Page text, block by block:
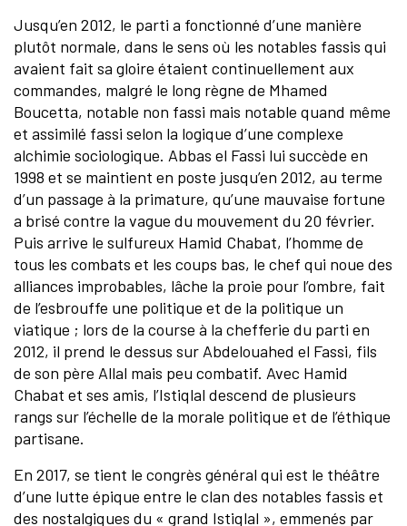
Jusqu’en 2012, le parti a fonctionné d’une manière
plutôt normale, dans le sens où les notables fassis qui
avaient fait sa gloire étaient continuellement aux
commandes, malgré le long règne de Mhamed
Boucetta, notable non fassi mais notable quand même
et assimilé fassi selon la logique d’une complexe
alchimie sociologique. Abbas el Fassi lui succède en
1998 et se maintient en poste jusqu’en 2012, au terme
d’un passage à la primature, qu’une mauvaise fortune
a brisé contre la vague du mouvement du 20 février.
Puis arrive le sulfureux Hamid Chabat, l’homme de
tous les combats et les coups bas, le chef qui noue des
alliances improbables, lâche la proie pour l’ombre, fait
de l’esbrouffe une politique et de la politique un
viatique ; lors de la course à la chefferie du parti en
2012, il prend le dessus sur Abdelouahed el Fassi, fils
de son père Allal mais peu combatif. Avec Hamid
Chabat et ses amis, l’Istiqlal descend de plusieurs
rangs sur l’échelle de la morale politique et de l’éthique
partisane.
En 2017, se tient le congrès général qui est le théâtre
d’une lutte épique entre le clan des notables fassis et
des nostalgiques du « grand Istiqlal », emmenés par